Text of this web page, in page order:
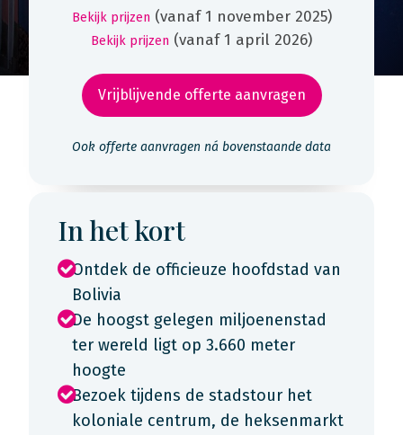
Bekijk prijzen (vanaf 1 november 2025)
Bekijk prijzen (vanaf 1 april 2026)
Vrijblijvende offerte aanvragen
Ook offerte aanvragen ná bovenstaande data
In het kort
Ontdek de officieuze hoofdstad van
Bolivia
De hoogst gelegen miljoenenstad
ter wereld ligt op 3.660 meter
hoogte
Bezoek tijdens de stadstour het
koloniale centrum, de heksenmarkt